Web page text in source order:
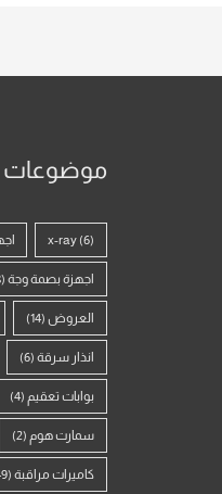
موضوعات
x-ray (6)
اجهزة بصمة وجة(58)
العروض(14)
انذار سرقة(6)
بوابات تعقيم (4)
سمارت هوم (2)
كاميرات مراقبة(149)